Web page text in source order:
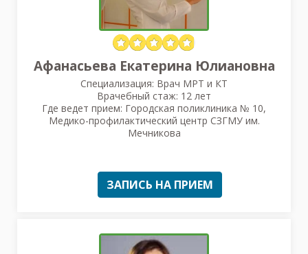
Афанасьева Екатерина Юлиановна
Специализация: Врач МРТ и КТ
Врачебный стаж: 12 лет
Где ведет прием: Городская поликлиника № 10,
Медико-профилактический центр СЗГМУ им.
Мечникова
ЗАПИСЬ НА ПРИЕМ